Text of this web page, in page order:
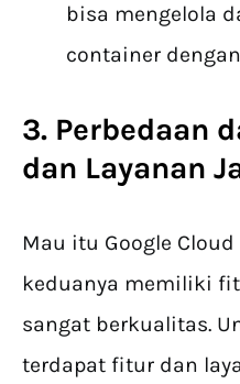
bisa mengelola
container
3. Perbedaan
dan Layanan
Mau itu Google
keduanya memiliki
sangat berkualitas.
terdapat fitur dan